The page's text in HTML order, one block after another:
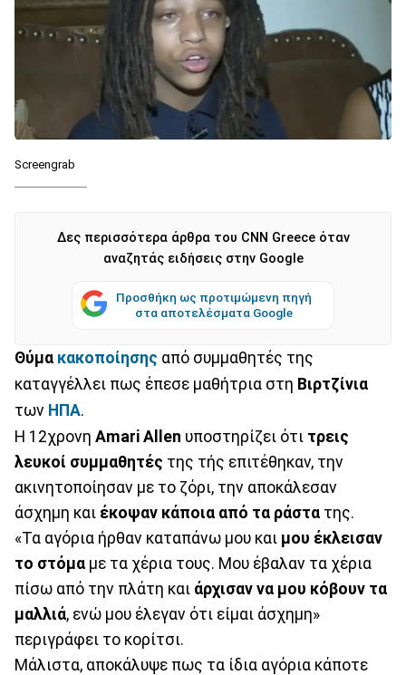
Screengrab
Δες περισσότερα άρθρα του CNN Greece όταν
αναζητάς ειδήσεις στην Google
Προσθήκη ως προτιμώμενη πηγή
στα αποτελέσματα Google
Θύμα κακοποίησης από συμμαθητές της
καταγγέλλει πως έπεσε μαθήτρια στη Βιρτζίνια
των ΗΠΑ.
Η 12χρονη Amari Allen υποστηρίζει ότι τρεις
λευκοί συμμαθητές της τής επιτέθηκαν, την
ακινητοποίησαν με το ζόρι, την αποκάλεσαν
άσχημη και έκοψαν κάποια από τα ράστα της.
«Τα αγόρια ήρθαν καταπάνω μου και μου έκλεισαν
το στόμα με τα χέρια τους. Μου έβαλαν τα χέρια
πίσω από την πλάτη και άρχισαν να μου κόβουν τα
μαλλιά, ενώ μου έλεγαν ότι είμαι άσχημη»
περιγράφει το κορίτσι.
Μάλιστα, αποκάλυψε πως τα ίδια αγόρια κάποτε